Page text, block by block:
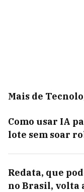
Mais de
Como usar IA
lote sem soar
Redata, que
no Brasil, volta